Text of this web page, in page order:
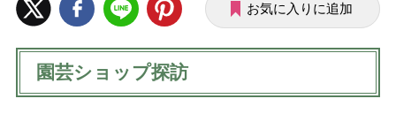
お気に入りに追加
園芸ショップ探訪